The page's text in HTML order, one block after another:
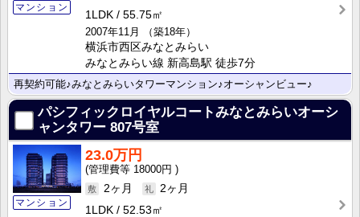
マンション
1LDK
55.75㎡
2007年11月
（築18年）
横浜市西区みなとみらい
みなとみらい線 新高島駅 徒歩7分
再契約可能♪みなとみらいタワーマンション♪オーシャンビュー♪
パシフィックロイヤルコートみなとみらいオーシ
ャンタワー 807号室
マンション
23.0万円
18000円
2ヶ月
2ヶ月
1LDK
52.53㎡